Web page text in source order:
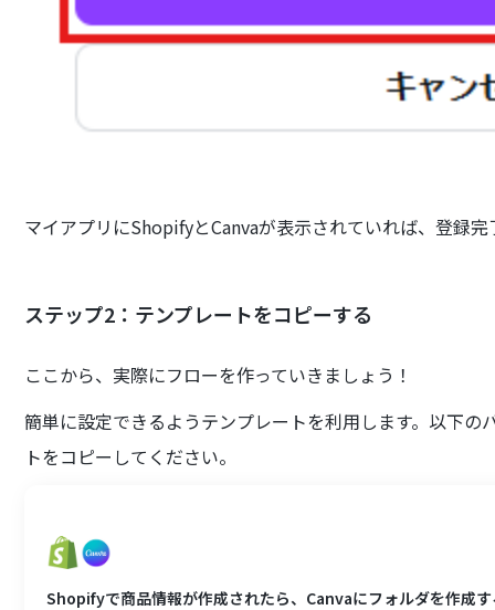
マイアプリにShopifyとCanvaが表示されていれば、登録完
ステップ2：テンプレートをコピーする
ここから、実際にフローを作っていきましょう！
簡単に設定できるようテンプレートを利用します。以下
トをコピーしてください。
Shopifyで商品情報が作成されたら、Canvaにフォルダを作成